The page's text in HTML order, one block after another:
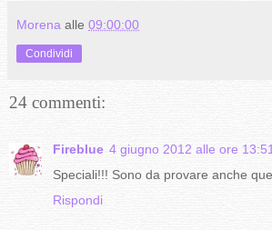
Morena alle 09:00:00
Condividi
24 commenti:
Fireblue 4 giugno 2012 alle ore 13:51
Speciali!!! Sono da provare anche
Rispondi